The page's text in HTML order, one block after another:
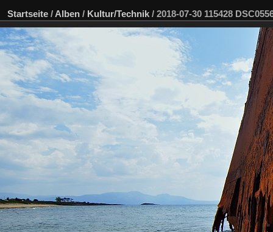
Startseite / Alben / Kultur/Technik / 2018-07-30 115428